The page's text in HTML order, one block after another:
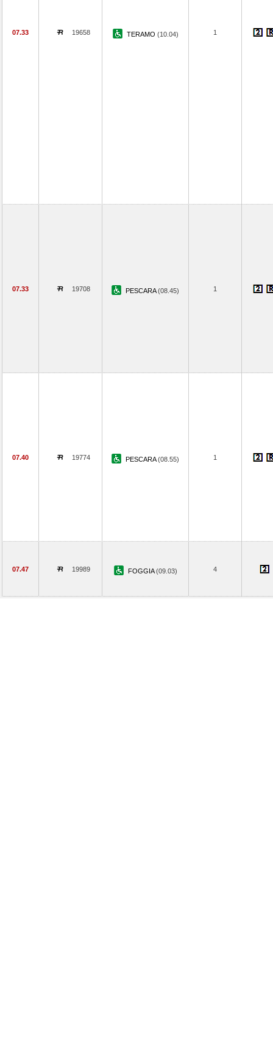
07.33 19658 TERAMO (10.04) 1
07.33 19708 PESCARA(08.45) 1
07.40 19774 PESCARA(08.55) 1
07.47 19989 FOGGIA(09.03) 4